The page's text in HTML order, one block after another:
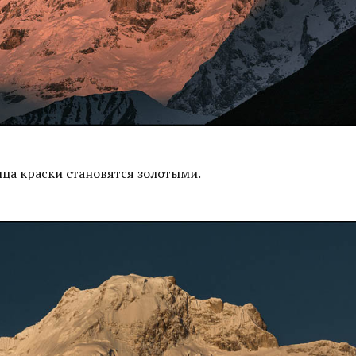
краски становятся золотыми.